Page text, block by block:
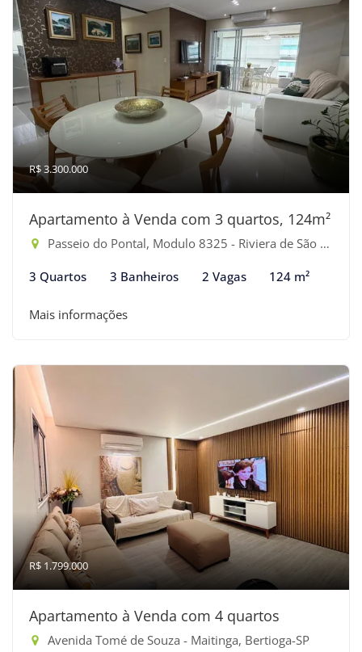
R$ 3.300.000
Apartamento à Venda com 3 quartos, 124m²
Passeio do Pontal, Modulo 8325 - Riviera de São Lourenço, Bertioga-SP
3 Quartos 3 Banheiros 2 Vagas 124 m²
Mais informações
R$ 1.799.000
Apartamento à Venda com 4 quartos
Avenida Tomé de Souza - Maitinga, Bertioga-SP